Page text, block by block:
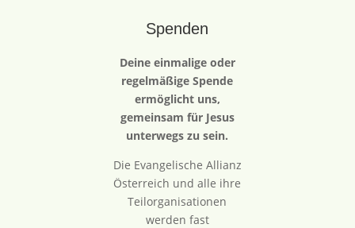
Spenden
Deine einmalige oder
regelmäßige Spende
ermöglicht uns,
gemeinsam für Jesus
unterwegs zu sein.
Die Evangelische Allianz
Österreich und alle ihre
Teilorganisationen
werden fast